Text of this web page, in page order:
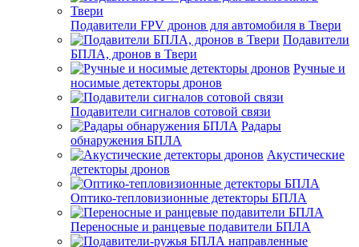
Подавители FPV дронов для автомобиля в Твери
Подавители
БПЛА, дронов в Твери
Ручные и
носимые детекторы дронов
Подавители сигналов сотовой связи
Радары
обнаружения БПЛА
Акустические
детекторы дронов
Оптико-тепловизионные детекторы БПЛА
Переносные и ранцевые подавители БПЛА